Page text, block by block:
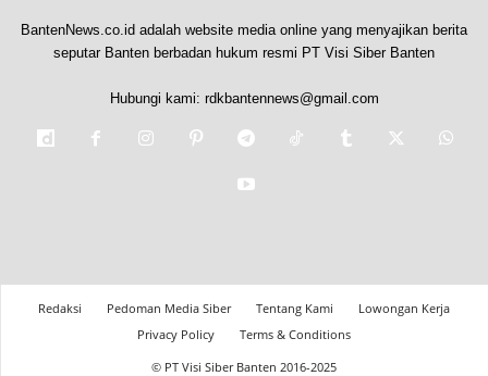
BantenNews.co.id adalah website media online yang menyajikan berita
seputar Banten berbadan hukum resmi PT Visi Siber Banten
Hubungi kami: rdkbantennews@gmail.com
Redaksi Pedoman Media Siber Tentang Kami
Lowongan Kerja
Privacy Policy
Terms & Conditions
© PT Visi Siber Banten 2016-2025